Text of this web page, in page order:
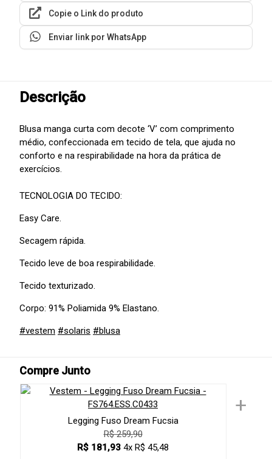
Copie o Link do produto
Enviar link por WhatsApp
Descrição
Blusa manga curta com decote ‘V’ com comprimento
médio, confeccionada em tecido de tela, que ajuda no
conforto e na respirabilidade na hora da prática de
exercícios.
TECNOLOGIA DO TECIDO:
Easy Care.
Secagem rápida.
Tecido leve de boa respirabilidade.
Tecido texturizado.
Corpo: 91% Poliamida 9% Elastano.
#vestem #solaris #blusa
Compre Junto
Legging Fuso Dream Fucsia
R$ 259,90
R$ 181,93 4x R$ 45,48
+